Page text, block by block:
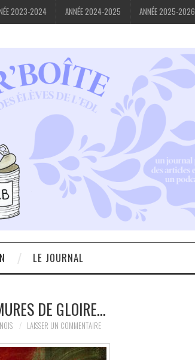
2023-2024 ANNÉE 2024-2025 ANNÉE 2025-2026
LE JOURNAL
DE GLOIRE…
LAISSER UN COMMENTAIRE